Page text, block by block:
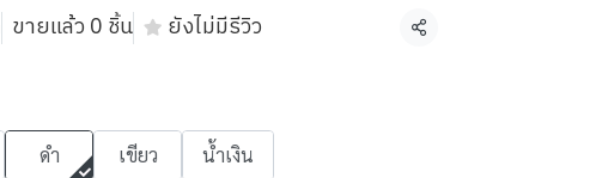
ขายแล้ว 0 ชิ้น ยังไม่มีรีวิว แชร์
ดำ เขียว น้ำเงิน